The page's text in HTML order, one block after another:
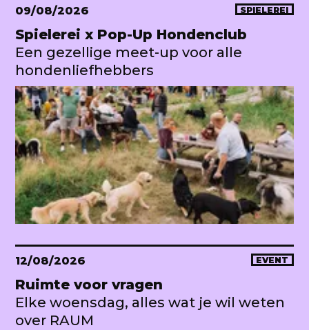
09/08/2026 SPIELEREI
Spielerei x Pop-Up Hondenclub
Een gezellige meet-up voor alle
hondenliefhebbers
12/08/2026 EVENT
Ruimte voor vragen
Elke woensdag, alles wat je wil weten
over RAUM